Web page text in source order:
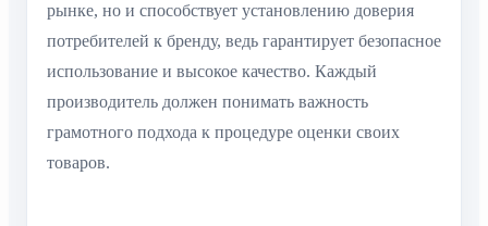
рынке, но и способствует установлению доверия
потребителей к бренду, ведь гарантирует безопасное
использование и высокое качество. Каждый
производитель должен понимать важность
грамотного подхода к процедуре оценки своих
товаров.